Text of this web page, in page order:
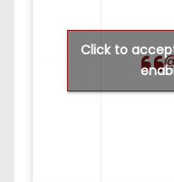
Click to